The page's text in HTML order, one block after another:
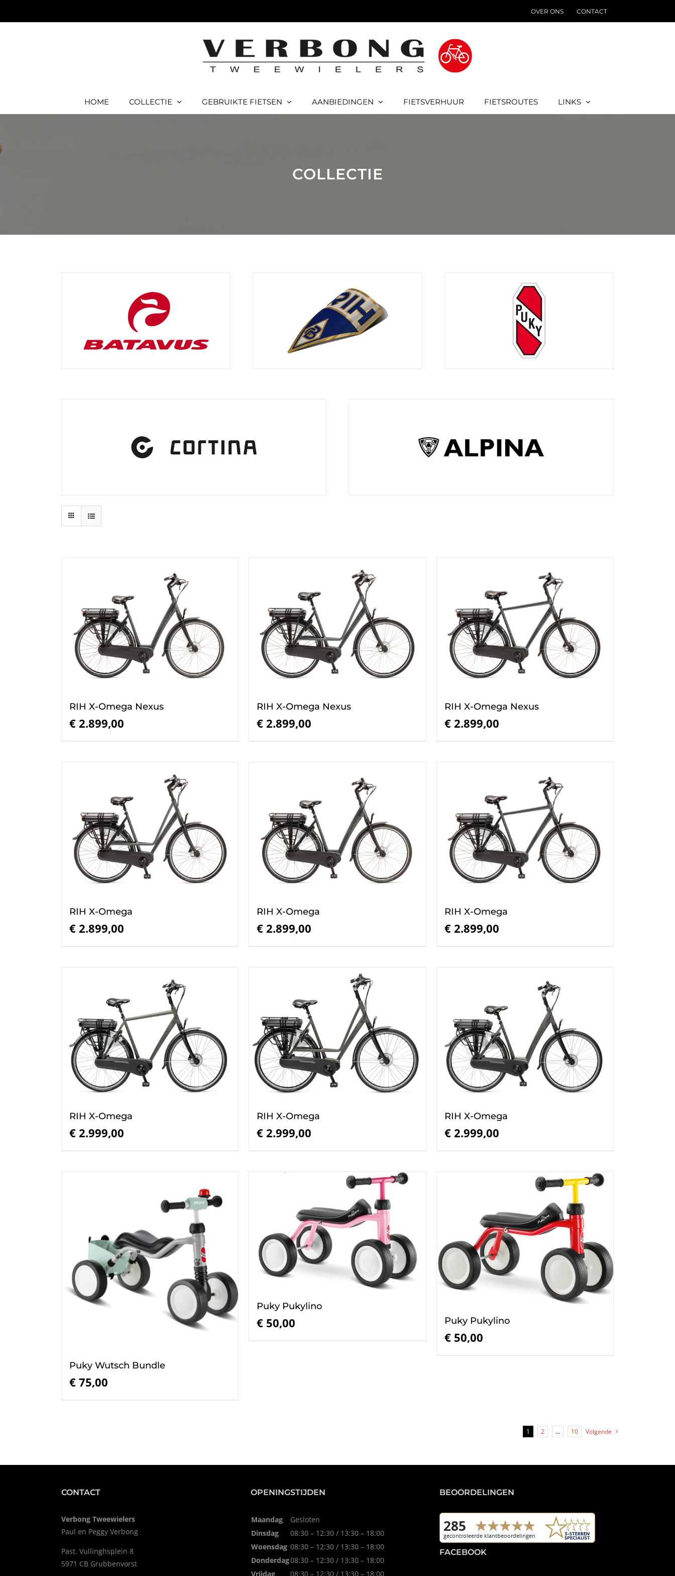
OVER ONS CONTACT
HOME COLLECTIE GEBRUIKTE FIETSEN AANBIEDINGEN FIETSVERHUUR FIETSROUTES LINKS
COLLECTIE
RIH X-Omega Nexus
€ 2.899,00
RIH X-Omega Nexus
€ 2.899,00
RIH X-Omega Nexus
€2.899,00
RIH X-Omega
€ 2.899,00
RIH X-Omega
€ 2.899,00
RIH X-Omega
€2.899,00
RIH X-Omega
€ 2.999,00
RIH X-Omega
€ 2.999,00
RIH X-Omega
€2.999,00
Puky Wutsch Bundle
€ 75,00
Puky Pukylino
€ 50,00 Puky Pukylino
€50,00
1 2 … 10 Volgende
CONTACT
Verbong Tweewielers
Paul en Peggy Verbong
Past. Vullinghsplein 8
5971 CB Grubbenvorst
OPENINGSTIJDEN
Maandag
Gesloten
Dinsdag
08:30 – 12:30 / 13:30 – 18:00
Woensdag 08:30 – 12:30 / 13:30 – 18:00
Donderdag08:30 – 12:30 / 13:30 – 18:00
Vrijdag
08:30 – 12:30 / 13:30 – 18:00
BEOORDELINGEN
FACEBOOK